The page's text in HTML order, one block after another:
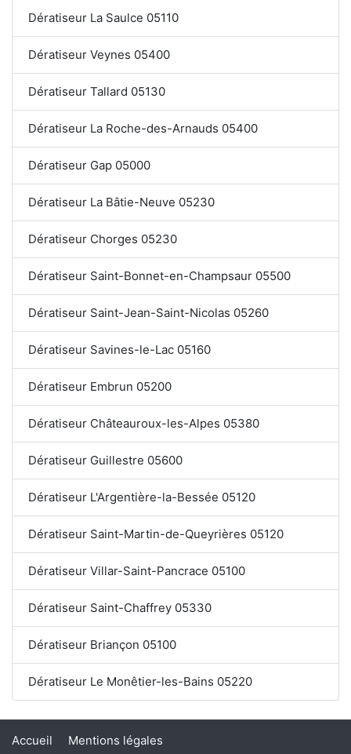
Dératiseur La Saulce 05110
Dératiseur Veynes 05400
Dératiseur Tallard 05130
Dératiseur La Roche-des-Arnauds 05400
Dératiseur Gap 05000
Dératiseur La Bâtie-Neuve 05230
Dératiseur Chorges 05230
Dératiseur Saint-Bonnet-en-Champsaur 05500
Dératiseur Saint-Jean-Saint-Nicolas 05260
Dératiseur Savines-le-Lac 05160
Dératiseur Embrun 05200
Dératiseur Châteauroux-les-Alpes 05380
Dératiseur Guillestre 05600
Dératiseur L'Argentière-la-Bessée 05120
Dératiseur Saint-Martin-de-Queyrières 05120
Dératiseur Villar-Saint-Pancrace 05100
Dératiseur Saint-Chaffrey 05330
Dératiseur Briançon 05100
Dératiseur Le Monêtier-les-Bains 05220
Accueil Mentions légales